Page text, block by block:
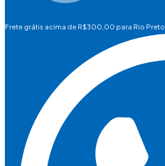
Frete grátis acima de R$300,00 para Rio Preto